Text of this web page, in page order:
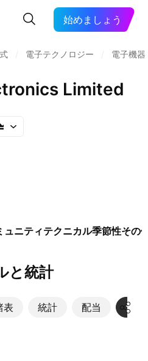
始めましょう
電子テクノロジー 電子機器
Limited
ュニティテクニカル季節性その
と統計
表 統計 配当 決算